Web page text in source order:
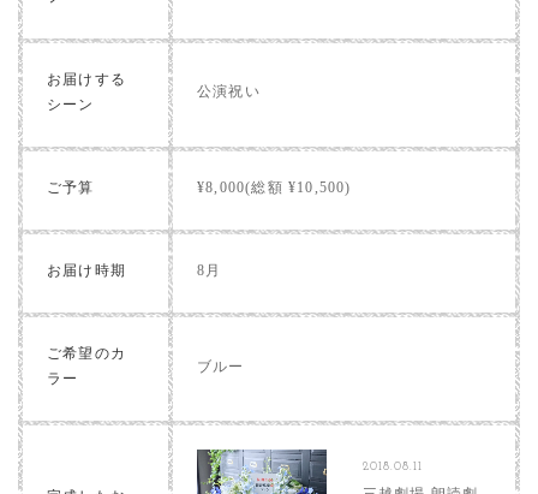
お届けする
シーン
公演祝い
ご予算 ¥8,000(総額 ¥10,500)
お届け時期 8月
ご希望のカ
ラー
ブルー
2018.08.11